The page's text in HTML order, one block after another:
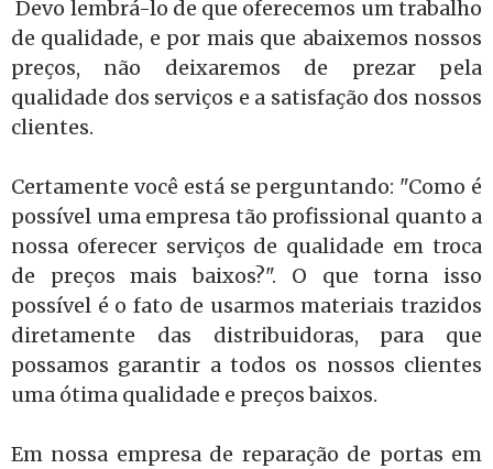
Devo lembrá-lo de que oferecemos um trabalho
de qualidade, e por mais que abaixemos nossos
preços, não deixaremos de prezar pela
qualidade dos serviços e a satisfação dos nossos
clientes.
Certamente você está se perguntando: "Como é
possível uma empresa tão profissional quanto a
nossa oferecer serviços de qualidade em troca
de preços mais baixos?". O que torna isso
possível é o fato de usarmos materiais trazidos
diretamente das distribuidoras, para que
possamos garantir a todos os nossos clientes
uma ótima qualidade e preços baixos.
Em nossa empresa de reparação de portas em